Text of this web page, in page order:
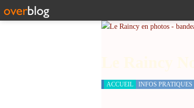
ACCUEIL INFOS PRATIQUES